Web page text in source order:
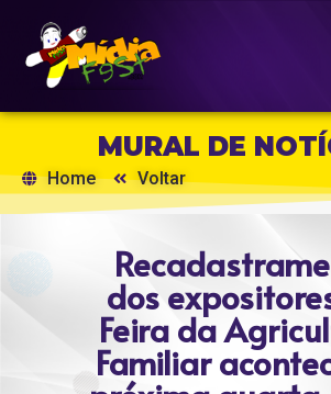
MURAL DE
Home Voltar
dos
Feira da
Familiar